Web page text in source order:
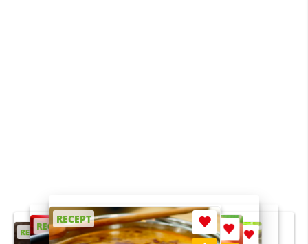
RECEPT
RECEPT
RECEPT
RECEPT
RECEPT